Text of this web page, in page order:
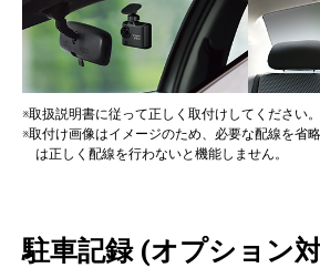
※取扱説明書に従って正しく取付けしてください。
※取付け画像はイメージのため、必要な配線を省
は正しく配線を行わないと機能しません。
駐車記録 (オプション